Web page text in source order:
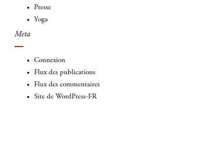
Presse
Yoga
Meta
Connexion
Flux des publications
Flux des commentaires
Site de WordPress-FR